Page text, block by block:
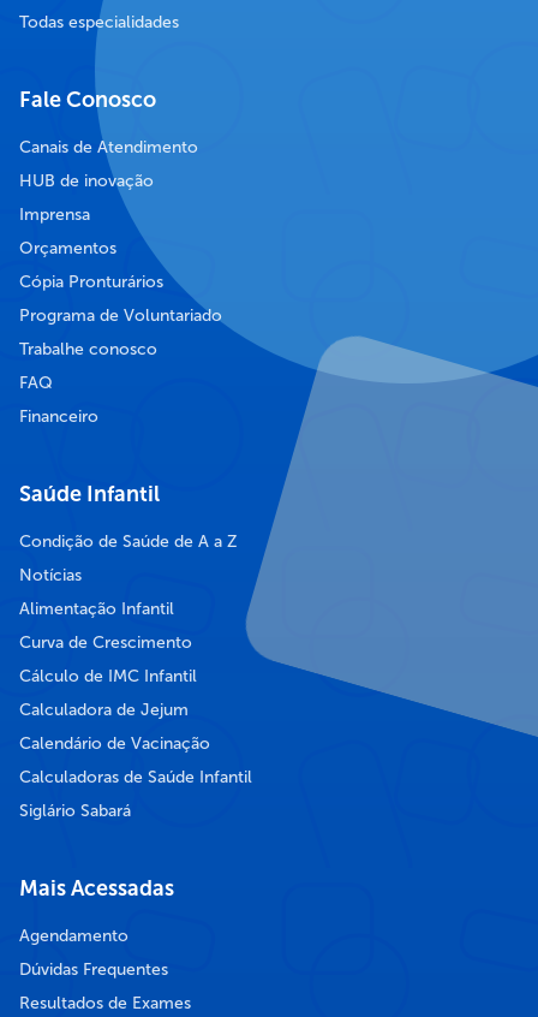
Todas especialidades
Fale Conosco
Canais de Atendimento
HUB de inovação
Imprensa
Orçamentos
Cópia Pronturários
Programa de Voluntariado
Trabalhe conosco
FAQ
Financeiro
Saúde Infantil
Condição de Saúde de A a Z
Notícias
Alimentação Infantil
Curva de Crescimento
Cálculo de IMC Infantil
Calculadora de Jejum
Calendário de Vacinação
Calculadoras de Saúde Infantil
Siglário Sabará
Mais Acessadas
Agendamento
Dúvidas Frequentes
Resultados de Exames